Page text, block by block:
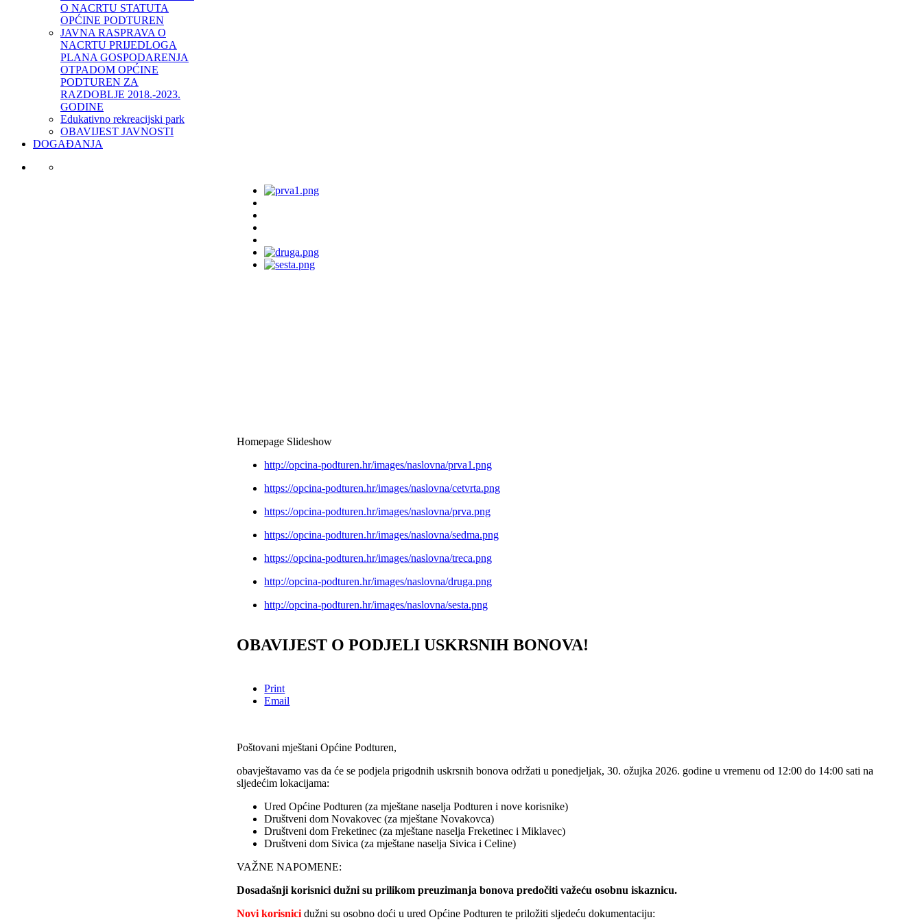
O NACRTU STATUTA
OPĆINE PODTUREN
JAVNA RASPRAVA O
NACRTU PRIJEDLOGA
PLANA GOSPODARENJA
OTPADOM OPĆINE
PODTUREN ZA
RAZDOBLJE 2018.-2023.
GODINE
Edukativno rekreacijski park
OBAVIJEST JAVNOSTI
DOGAĐANJA
Homepage Slideshow
http://opcina-podturen.hr/images/naslovna/prva1.png
https://opcina-podturen.hr/images/naslovna/cetvrta.png
https://opcina-podturen.hr/images/naslovna/prva.png
https://opcina-podturen.hr/images/naslovna/sedma.png
https://opcina-podturen.hr/images/naslovna/treca.png
http://opcina-podturen.hr/images/naslovna/druga.png
http://opcina-podturen.hr/images/naslovna/sesta.png
OBAVIJEST O PODJELI USKRSNIH BONOVA!
Print
Email
Poštovani mještani Općine Podturen,
obavještavamo vas da će se podjela prigodnih uskrsnih bonova održati u ponedjeljak, 30. ožujka 2026. godine u vremenu od 12:00 do 14:00 sati na
sljedećim lokacijama:
Ured Općine Podturen (za mještane naselja Podturen i nove korisnike)
Društveni dom Novakovec (za mještane Novakovca)
Društveni dom Freketinec (za mještane naselja Freketinec i Miklavec)
Društveni dom Sivica (za mještane naselja Sivica i Celine)
VAŽNE NAPOMENE:
Dosadašnji korisnici dužni su prilikom preuzimanja bonova predočiti važeću osobnu iskaznicu.
Novi korisnici dužni su osobno doći u ured Općine Podturen te priložiti sljedeću dokumentaciju: